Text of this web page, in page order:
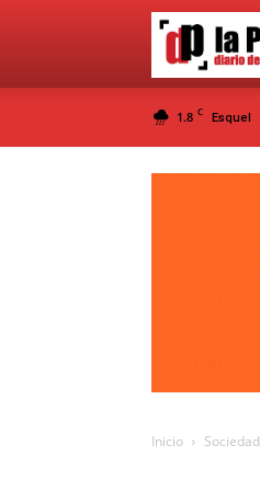
1.8 C Esquel
Inicio Sociedad